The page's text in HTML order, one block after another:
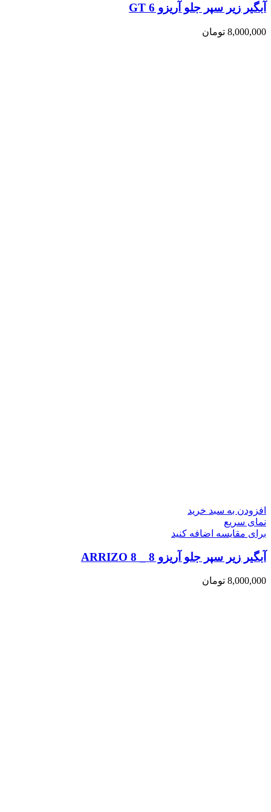
آبگیر زیر سپر جلو آریزو 6 GT
8,000,000 تومان
افزودن به سبد خرید
نمای سریع
برای مقایسه اضافه کنید
آبگیر زیر سپر جلو آریزو 8 _ ARRIZO 8
8,000,000 تومان